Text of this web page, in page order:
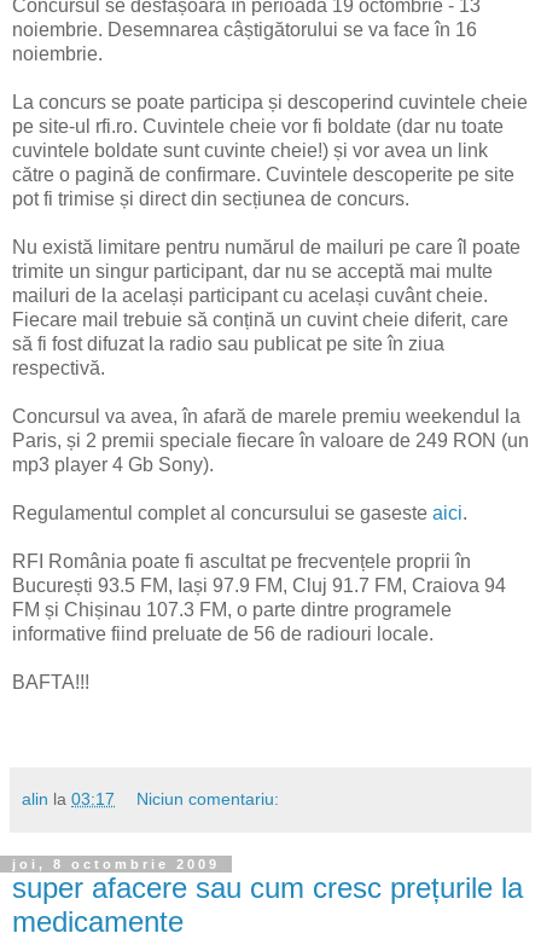
Concursul se desfășoară în perioada 19 octombrie - 13
noiembrie. Desemnarea câștigătorului se va face în 16
noiembrie.
La concurs se poate participa și descoperind cuvintele cheie
pe site-ul rfi.ro. Cuvintele cheie vor fi boldate (dar nu toate
cuvintele boldate sunt cuvinte cheie!) și vor avea un link
către o pagină de confirmare. Cuvintele descoperite pe site
pot fi trimise și direct din secțiunea de concurs.
Nu există limitare pentru numărul de mailuri pe care îl poate
trimite un singur participant, dar nu se acceptă mai multe
mailuri de la același participant cu același cuvânt cheie.
Fiecare mail trebuie să conțină un cuvint cheie diferit, care
să fi fost difuzat la radio sau publicat pe site în ziua
respectivă.
Concursul va avea, în afară de marele premiu weekendul la
Paris, și 2 premii speciale fiecare în valoare de 249 RON (un
mp3 player 4 Gb Sony).
Regulamentul complet al concursului se gaseste aici.
RFI România poate fi ascultat pe frecvențele proprii în
București 93.5 FM, Iași 97.9 FM, Cluj 91.7 FM, Craiova 94
FM și Chișinau 107.3 FM, o parte dintre programele
informative fiind preluate de 56 de radiouri locale.
BAFTA!!!
alin la 03:17 Niciun comentariu:
joi, 8 octombrie 2009
super afacere sau cum cresc prețurile la
medicamente